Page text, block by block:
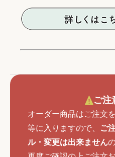
ご注
オーダー商品はご注文
等に入りますので、
ご
ル・変更は出来ません